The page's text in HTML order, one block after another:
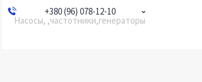
+380 (96) 078-12-10
Насосы, ,частотники,генераторы